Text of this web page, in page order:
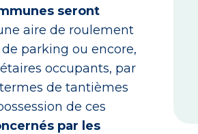
seront
aire de roulement
parking ou encore,
occupants, par
de tantièmes
de ces
par les